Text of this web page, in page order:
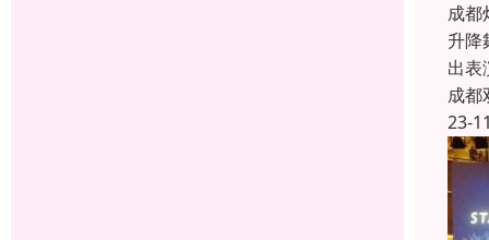
成都
升降
出表
成都
23-